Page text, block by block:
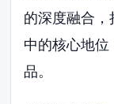
的深度融合
中的核心地
品。